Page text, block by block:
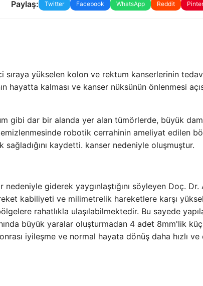
Paylaş: Twitter Facebook WhatsApp Reddit
sıraya yükselen kolon ve rektum kanserlerinin
hayatta kalması ve kanser nüksünün önlenmesi
gibi dar bir alanda yer alan tümörlerde, büyük
robotik cerrahinin ameliyat edilen
kaydetti. kanser nedeniyle oluşmuştur.
giderek yaygınlaştığını söyleyen Doç. Dr.
kabiliyeti ve milimetrelik hareketlere karşı
rahatlıkla ulaşılabilmektedir. Bu sayede
büyük yaralar oluşturmadan 4 adet 8mm'lik
iyileşme ve normal hayata dönüş daha hızlı ve